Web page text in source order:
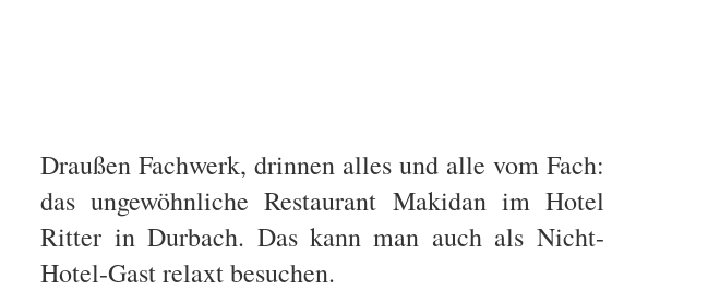
Draußen Fachwerk, drinnen alles und alle vom Fach:
das ungewöhnliche Restaurant Makidan im Hotel
Ritter in Durbach. Das kann man auch als Nicht-
Hotel-Gast relaxt besuchen.